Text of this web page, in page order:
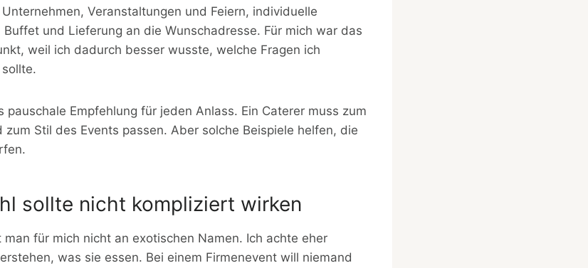
Veranstaltungen und Feiern, individuelle
und Lieferung an die Wunschadresse. Für mich war das
weil ich dadurch besser wusste, welche Fragen ich
pauschale Empfehlung für jeden Anlass. Ein Caterer muss zum
zum Stil des Events passen. Aber solche Beispiele helfen, die
sollte nicht kompliziert wirken
man für mich nicht an exotischen Namen. Ich achte eher
was sie essen. Bei einem Firmenevent will niemand